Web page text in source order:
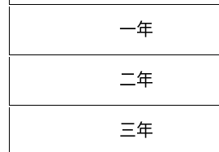
一年
二年
三年